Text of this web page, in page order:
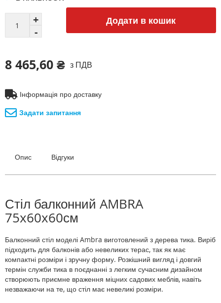
Додати в кошик
8 465,60 ₴ з ПДВ
Інформація про доставку
Задати запитання
Опис Відгуки
Стіл балконний AMBRA
75x60x60см
Балконний стіл моделі Ambra виготовлений з дерева тика. Виріб
підходить для балконів або невеликих терас, так як має
компактні розміри і зручну форму. Розкішний вигляд і довгий
термін служби тика в поєднанні з легким сучасним дизайном
створюють приємне враження міцних садових меблів, навіть
незважаючи на те, що стіл має невеликі розміри.